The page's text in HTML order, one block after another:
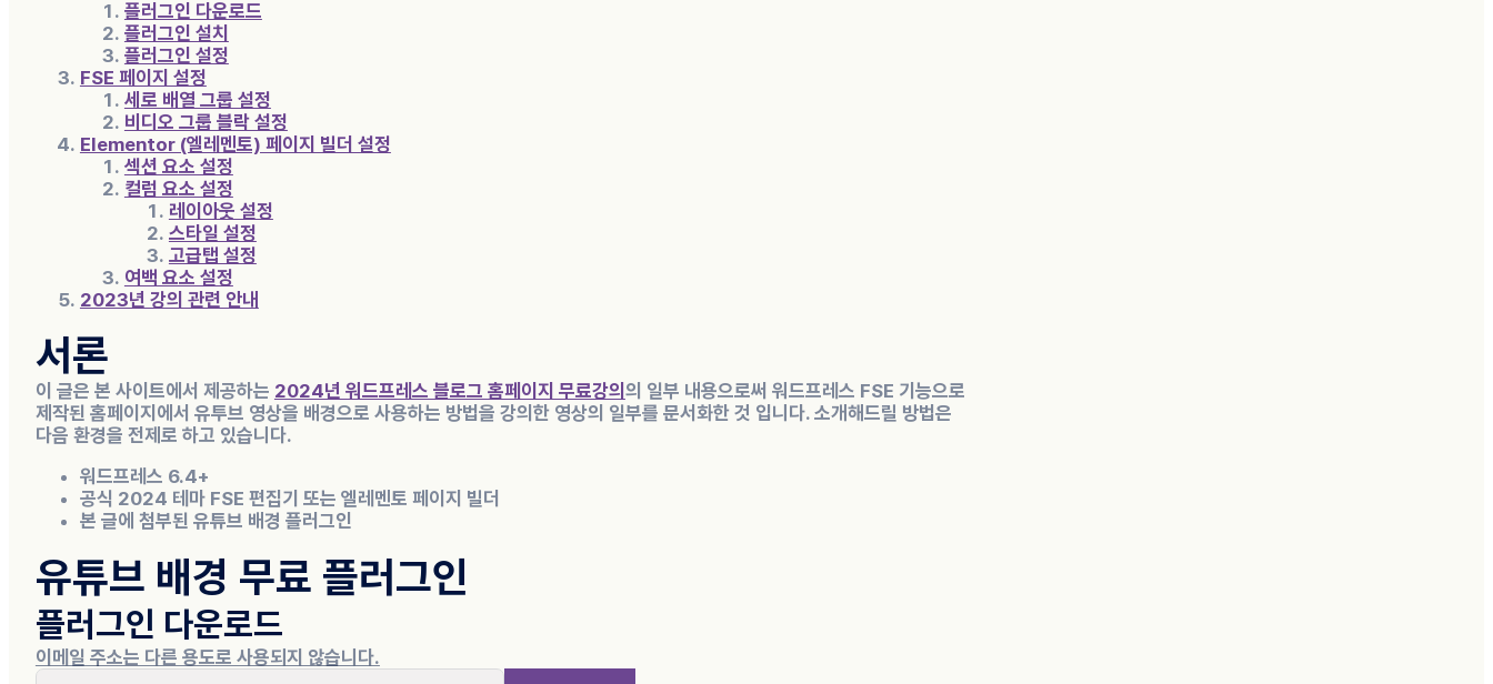
플러그인 다운로드
플러그인 설치
플러그인 설정
FSE 페이지 설정
세로 배열 그룹 설정
비디오 그룹 블락 설정
Elementor (엘레멘토) 페이지 빌더 설정
섹션 요소 설정
컬럼 요소 설정
레이아웃 설정
스타일 설정
고급탭 설정
여백 요소 설정
2023년 강의 관련 안내
서론
이 글은 본 사이트에서 제공하는 2024년 워드프레스 블로그 홈페이지 무료강의 의 일부 내용으로써 워드프레스 FSE 기능으로
제작된 홈페이지에서 유투브 영상을 배경으로 사용하는 방법을 강의한 영상의 일부를 문서화한 것 입니다. 소개해드릴 방법은
다음 환경을 전제로 하고 있습니다.
워드프레스 6.4+
공식 2024 테마 FSE 편집기 또는 엘레멘토 페이지 빌더
본 글에 첨부된 유튜브 배경 플러그인
유튜브 배경 무료 플러그인
플러그인 다운로드
이메일 주소는 다른 용도로 사용되지 않습니다.